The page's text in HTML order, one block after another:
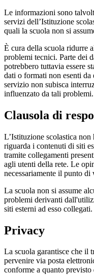
Le informazioni sono
servizi dell’Istituzione
quali la scuola non si
È cura della scuola ridurre
problemi tecnici. Parte dei
potrebbero tuttavia essere
dati o formati non esenti
servizio non subisca
influenzato da tali problemi.
Clausola di
L’Istituzione scolastica
riguarda i contenuti di siti
tramite collegamenti
agli utenti della rete. Le
necessariamente il punto di
La scuola non si assume
problemi derivanti
siti esterni ad esso collegati.
Privacy
La scuola garantisce che il
pervenire via posta
conforme a quanto